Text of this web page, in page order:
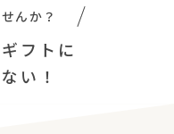
んか？
フトに
い！